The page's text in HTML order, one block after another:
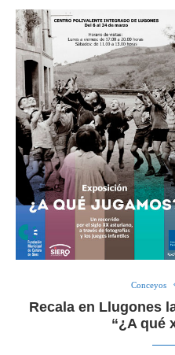
Conceyos
Recala en Llugones
“¿A qué